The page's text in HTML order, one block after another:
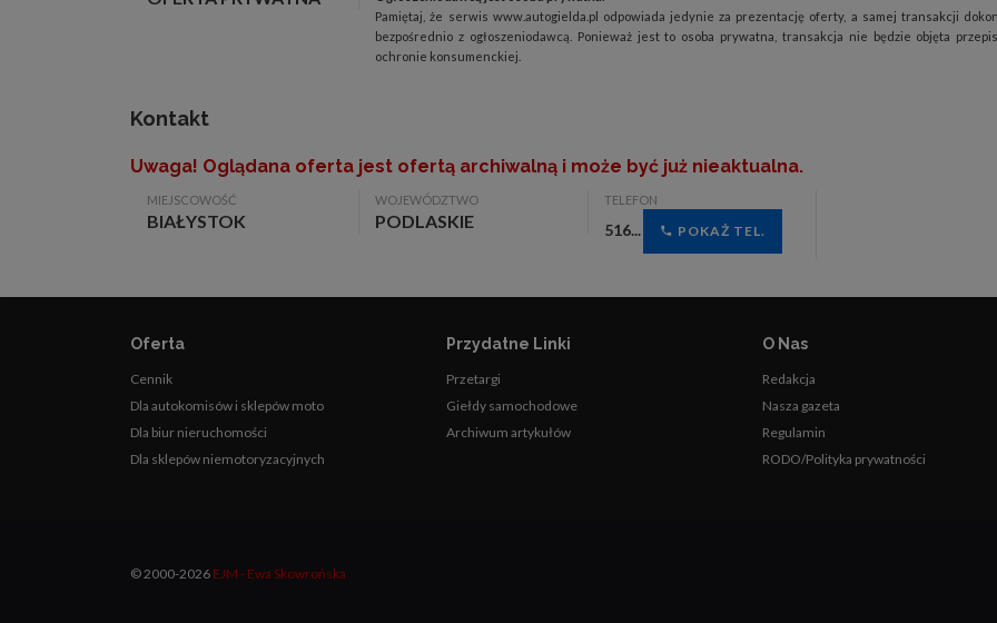
Pamiętaj, że serwis www.autogielda.pl odpowiada jedynie za prezentację oferty, a samej transakcji
bezpośrednio z ogłoszeniodawcą. Ponieważ jest to osoba prywatna, transakcja nie będzie objęta
ochronie konsumenckiej.
Kontakt
Uwaga! Oglądana oferta jest ofertą archiwalną i może być już nieaktualna.
MIEJSCOWOŚĆ
BIAŁYSTOK
WOJEWÓDZTWO
PODLASKIE
TELEFON
516... POKAŻ TEL.
Oferta
Cennik
Dla autokomisów i sklepów moto
Dla biur nieruchomości
Dla sklepów niemotoryzacyjnych
Przydatne Linki
Przetargi
Giełdy samochodowe
Archiwum artykułów
O Nas
Redakcja
Nasza gazeta
Regulamin
RODO/Polityka prywatności
© 2000-2026 EJM - Ewa Skowrońska